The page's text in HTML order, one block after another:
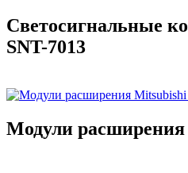
Светосигнальные
SNT-7013
Модули